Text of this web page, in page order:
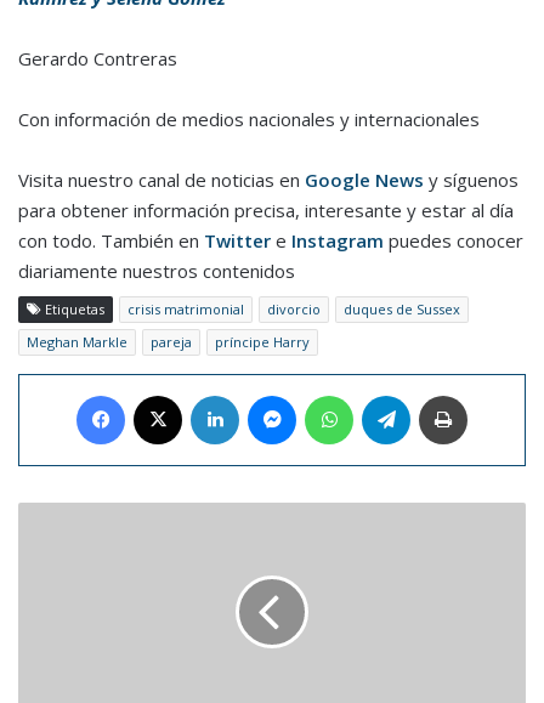
Gerardo Contreras
Con información de medios nacionales y internacionales
Visita nuestro canal de noticias en Google News y síguenos
para obtener información precisa, interesante y estar al día
con todo. También en Twitter e Instagram puedes conocer
diariamente nuestros contenidos
Etiquetas crisis matrimonial divorcio
duques de Sussex
Meghan Markle
pareja príncipe Harry
Facebook LinkedIn MessengerWhatsAppTelegram